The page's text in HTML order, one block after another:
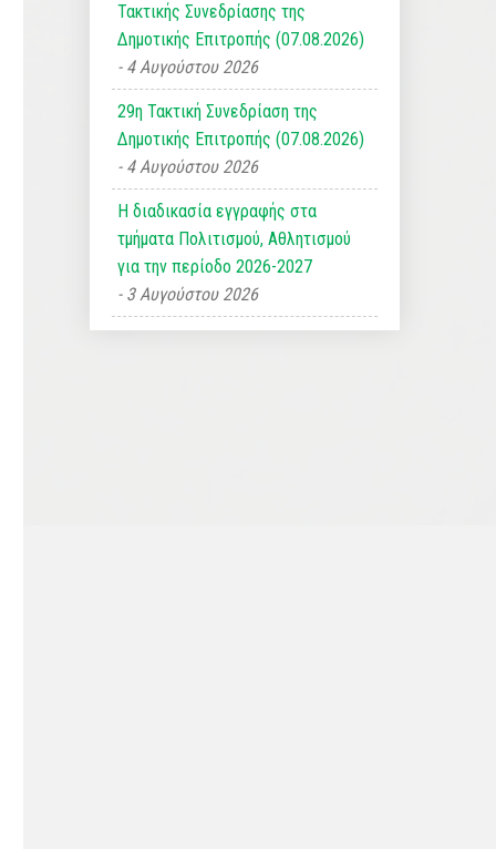
Τακτικής Συνεδρίασης της
Δημοτικής Επιτροπής (07.08.2026)
4 Αυγούστου 2026
29η Τακτική Συνεδρίαση της
Δημοτικής Επιτροπής (07.08.2026)
4 Αυγούστου 2026
Η διαδικασία εγγραφής στα
τμήματα Πολιτισμού, Αθλητισμού
για την περίοδο 2026-2027
3 Αυγούστου 2026